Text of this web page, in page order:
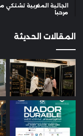
الجالية المغربية
مرحبا
المقالات الحديثة